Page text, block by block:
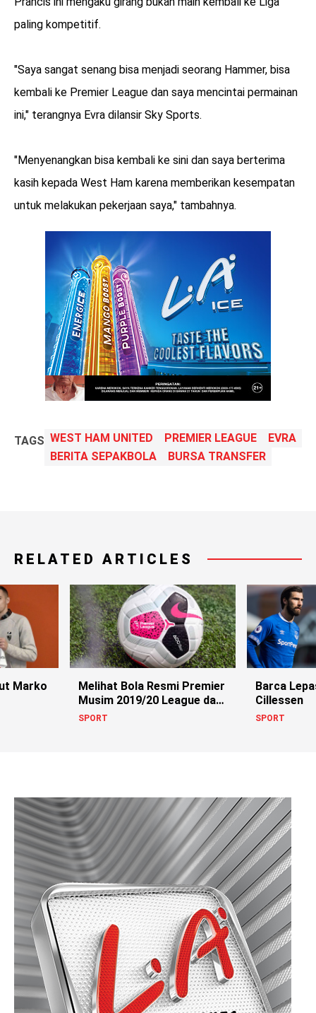
paling kompetitif.
"Saya sangat senang bisa menjadi seorang Hammer, bisa
kembali ke Premier League dan saya mencintai permainan
ini," terangnya Evra dilansir Sky Sports.
"Menyenangkan bisa kembali ke sini dan saya berterima
kasih kepada West Ham karena memberikan kesempatan
untuk melakukan pekerjaan saya," tambahnya.
TAGS WEST HAM UNITED PREMIER LEAGUE
EVRA
BERITA SEPAKBOLA
BURSA TRANSFER
RELATED ARTICLES
Marko
Melihat Bola Resmi Premier
Musim 2019/20 League dari
Nike
SPORT
Barca
Cillessen
SPORT